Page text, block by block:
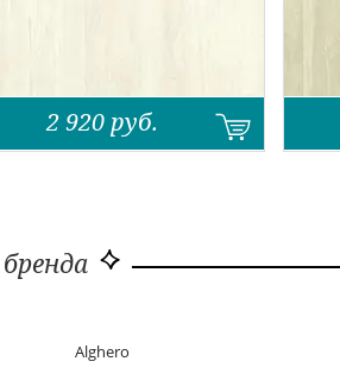
2 920руб.
Alghero